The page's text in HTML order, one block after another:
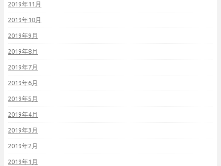
2019年11月
2019年10月
2019年9月
2019年8月
2019年7月
2019年6月
2019年5月
2019年4月
2019年3月
2019年2月
2019年1月